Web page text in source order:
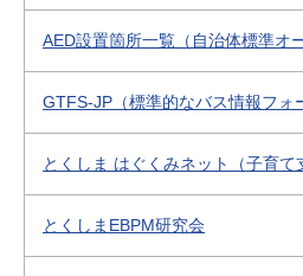
AED設置箇所一覧（自治体標準オ
GTFS-JP（標準的なバス情報フォ
とくしま はぐくみネット（子育て
とくしまEBPM研究会